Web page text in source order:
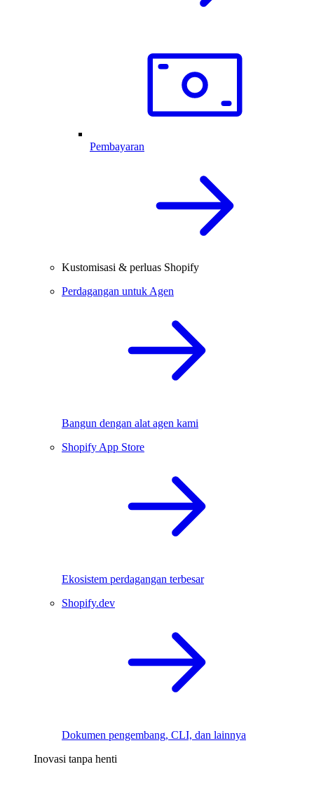
Pembayaran
Kustomisasi & perluas Shopify
Perdagangan untuk Agen
Bangun dengan alat agen kami
Shopify App Store
Ekosistem perdagangan terbesar
Shopify.dev
Dokumen pengembang, CLI, dan lainnya
Inovasi tanpa henti